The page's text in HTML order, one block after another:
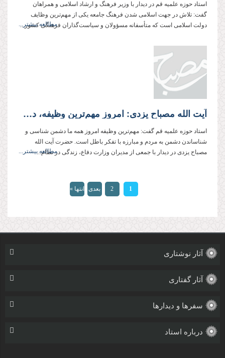
استاد حوزه علمیه قم در دیدار با وزیر فرهنگ و ارشاد اسلامی و همراهان
گفت: تلاش در جهت اسلامی شدن فرهنگ جامعه یكی از مهم‌ترین وظایف
دولت اسلامی است كه متأسفانه مسؤولان و سیاست‌گذاران فرهنگی كشور...
مطالعه بیشتر...
آیت الله مصباح یزدی: امروز مهم‌ترین وظیفه، دشمن‌شناسی و شناساندن دشمن به مردم است
استاد حوزه علمیه قم گفت: مهم‌ترین وظیفه امروز همه ما دشمن شناسی و
شناساندن دشمن به مردم و مبارزه با تفكر باطل است. حضرت آیت الله
مصباح یزدی در دیدار با جمعی از مدیران وزارت دفاع، زندگی در نظام...
مطالعه بیشتر...
1
2 بعدی انتها »
آثار نوشتاری
آثار گفتاری
سفرها و دیدارها
درباره استاد